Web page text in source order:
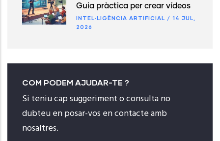
Guia pràctica per crear vídeos
INTEL·LIGÈNCIA ARTIFICIAL / 14 JUL,
2026
COM PODEM AJUDAR-TE ?
Si teniu cap suggeriment o consulta no
dubteu en posar-vos en contacte amb
nosaltres.